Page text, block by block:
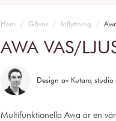
Hem Gåvor Inflyttning
AWA VAS/
Design av Kutarq studio
Multifunktionella Awa är en